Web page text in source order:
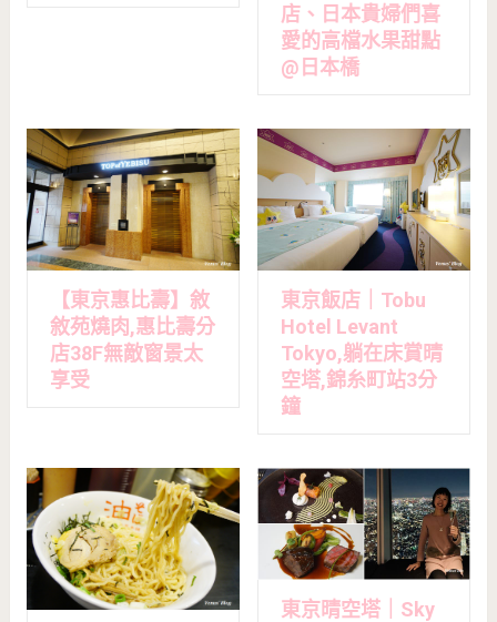
店、日本貴婦們喜
愛的高檔水果甜點
@日本橋
【東京惠比壽】敘
敘苑燒肉,惠比壽分
店38F無敵窗景太
享受
東京飯店｜Tobu
Hotel Levant
Tokyo,躺在床賞晴
空塔,錦糸町站3分
鐘
東京晴空塔｜Sky